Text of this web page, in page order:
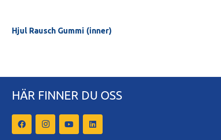
Hjul Rausch Gummi (inner)
HÄR FINNER DU OSS